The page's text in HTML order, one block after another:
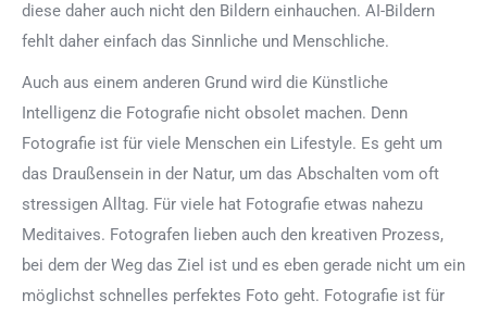
diese daher auch nicht den Bildern einhauchen. AI-Bildern
fehlt daher einfach das Sinnliche und Menschliche.
Auch aus einem anderen Grund wird die Künstliche
Intelligenz die Fotografie nicht obsolet machen. Denn
Fotografie ist für viele Menschen ein Lifestyle. Es geht um
das Draußensein in der Natur, um das Abschalten vom oft
stressigen Alltag. Für viele hat Fotografie etwas nahezu
Meditaives. Fotografen lieben auch den kreativen Prozess,
bei dem der Weg das Ziel ist und es eben gerade nicht um ein
möglichst schnelles perfektes Foto geht. Fotografie ist für